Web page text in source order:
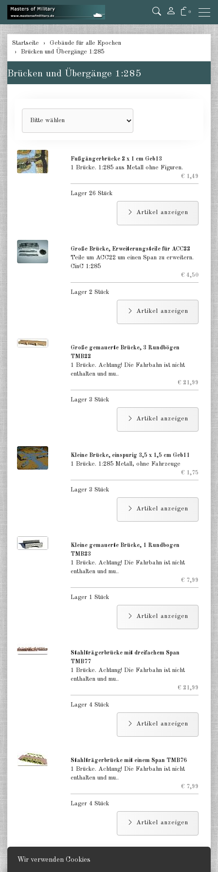
Wir verwenden Cookies
0
zurück
Befestigungen 1:285
Brücken und Übergänge 1:285
Flugplatz 1:285
Gebäude Industrie 1:285
Gebäude Stadt 1:285
Gebäude zivile andere 1:285
Startseite
Gebäude für alle Epochen
Brücken und Übergänge 1:285
Brücken und Übergänge 1:285
Fußgängerbrücke 2 x 1 cm Geb13
1 Brücke. 1:285 aus Metall ohne Figuren.
€ 1,49
Lager 26 Stück
Artikel anzeigen
Große Brücke, Erweiterungsteile für ACC22
Teile um ACC22 um einen Span zu erweitern.
CinC 1:285
€ 4,50
Lager 2 Stück
Artikel anzeigen
Große gemauerte Brücke, 3 Rundbögen
TMB22
1 Brücke. Achtung! Die Fahrbahn ist nicht
enthalten und mu..
€ 21,99
Lager 3 Stück
Artikel anzeigen
Kleine Brücke, einspurig 3,5 x 1,5 cm Geb11
1 Brücke. 1:285 Metall, ohne Fahrzeuge
€ 1,75
Lager 3 Stück
Artikel anzeigen
Kleine gemauerte Brücke, 1 Rundbogen
TMB23
1 Brücke. Achtung! Die Fahrbahn ist nicht
enthalten und mu..
€ 7,99
Lager 1 Stück
Artikel anzeigen
Stahlträgerbrücke mit dreifachem Span
TMB77
1 Brücke. Achtung! Die Fahrbahn ist nicht
enthalten und mu..
€ 21,99
Lager 4 Stück
Artikel anzeigen
Stahlträgerbrücke mit einem Span TMB76
1 Brücke. Achtung! Die Fahrbahn ist nicht
enthalten und mu..
€ 7,99
Lager 4 Stück
Artikel anzeigen